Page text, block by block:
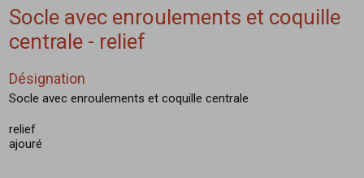
Socle avec enroulements et coquille
centrale - relief
Désignation
Socle avec enroulements et coquille centrale
relief
ajouré